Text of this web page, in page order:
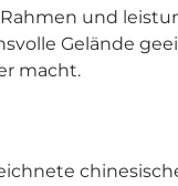
und
Gelände
macht.